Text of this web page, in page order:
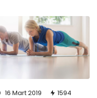
16 Mart 2019 1594